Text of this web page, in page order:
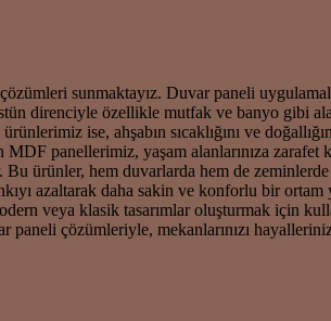
sunmaktayız. Duvar paneli
direnciyle özellikle mutfak ve banyo gibi
ise, ahşabın sıcaklığını ve
panellerimiz, yaşam alanlarınıza
ürünler, hem duvarlarda hem de
azaltarak daha sakin ve konforlu bir
veya klasik tasarımlar oluşturmak için
paneli çözümleriyle, mekanlarınızı